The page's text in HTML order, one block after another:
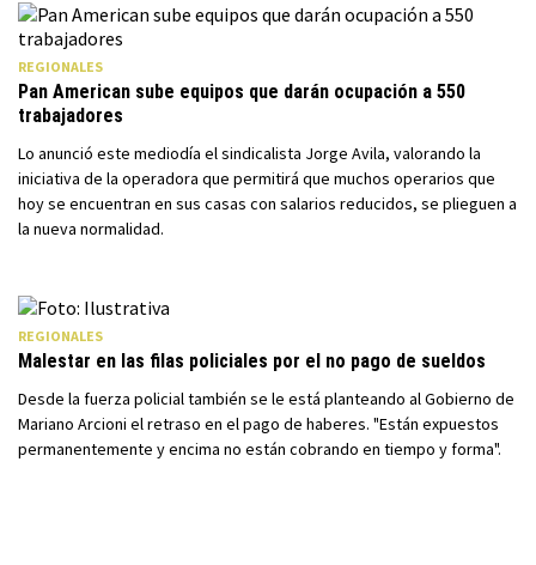
REGIONALES
Pan American sube equipos que darán ocupación a 550
trabajadores
Lo anunció este mediodía el sindicalista Jorge Avila, valorando la
iniciativa de la operadora que permitirá que muchos operarios que
hoy se encuentran en sus casas con salarios reducidos, se plieguen a
la nueva normalidad.
REGIONALES
Malestar en las filas policiales por el no pago de sueldos
Desde la fuerza policial también se le está planteando al Gobierno de
Mariano Arcioni el retraso en el pago de haberes. "Están expuestos
permanentemente y encima no están cobrando en tiempo y forma".